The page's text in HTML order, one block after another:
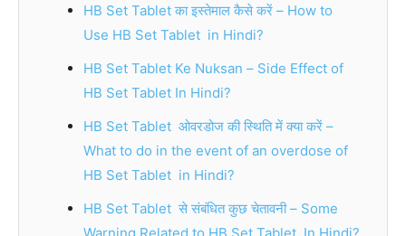
HB Set Tablet का इस्तेमाल कैसे करें – How to
Use HB Set Tablet in Hindi?
HB Set Tablet Ke Nuksan – Side Effect of
HB Set Tablet In Hindi?
HB Set Tablet ओवरडोज की स्थिति में क्या करें –
What to do in the event of an overdose of
HB Set Tablet in Hindi?
HB Set Tablet से संबंधित कुछ चेतावनी – Some